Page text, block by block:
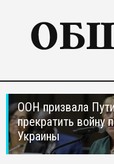
ООН призвала
прекратить войну
Украины